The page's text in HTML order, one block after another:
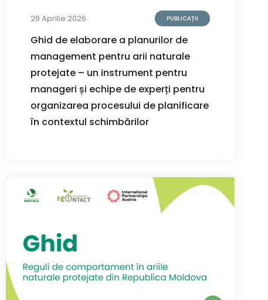
29 Aprilie 2026 PUBLICAȚII
Ghid de elaborare a planurilor de
management pentru arii naturale
protejate – un instrument pentru
manageri și echipe de experți pentru
organizarea procesului de planificare
în contextul schimbărilor